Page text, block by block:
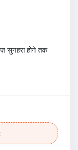
सुनहरा होने तक